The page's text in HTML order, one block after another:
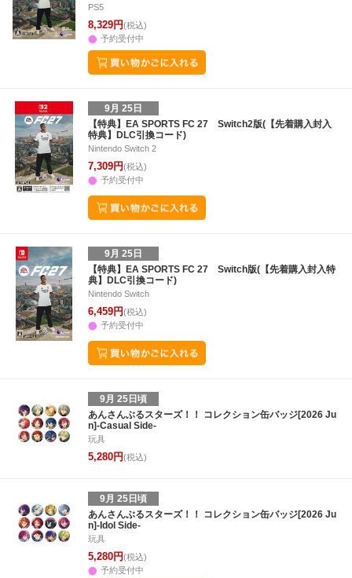
PS5
8,329円(税込)
予約受付中
9月 25日
【特典】EA SPORTS FC 27 Switch2版(【先着購入封入
特典】DLC引換コード)
Nintendo Switch 2
7,309円(税込)
予約受付中
9月 25日
【特典】EA SPORTS FC 27 Switch版(【先着購入封入特
典】DLC引換コード)
Nintendo Switch
6,459円(税込)
予約受付中
9月 25日頃
あんさんぶるスターズ！！ コレクション缶バッジ[2026 Ju
n]-Casual Side-
玩具
5,280円(税込)
9月 25日頃
あんさんぶるスターズ！！ コレクション缶バッジ[2026 Ju
n]-Idol Side-
玩具
5,280円(税込)
予約受付中